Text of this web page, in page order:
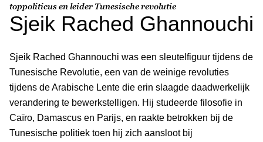
toppoliticus en leider Tunesische revolutie
Sjeik Rached Ghannouchi
Sjeik Rached Ghannouchi was een sleutelfiguur tijdens de
Tunesische Revolutie, een van de weinige revoluties
tijdens de Arabische Lente die erin slaagde daadwerkelijk
verandering te bewerkstelligen. Hij studeerde filosofie in
Caïro, Damascus en Parijs, en raakte betrokken bij de
Tunesische politiek toen hij zich aansloot bij